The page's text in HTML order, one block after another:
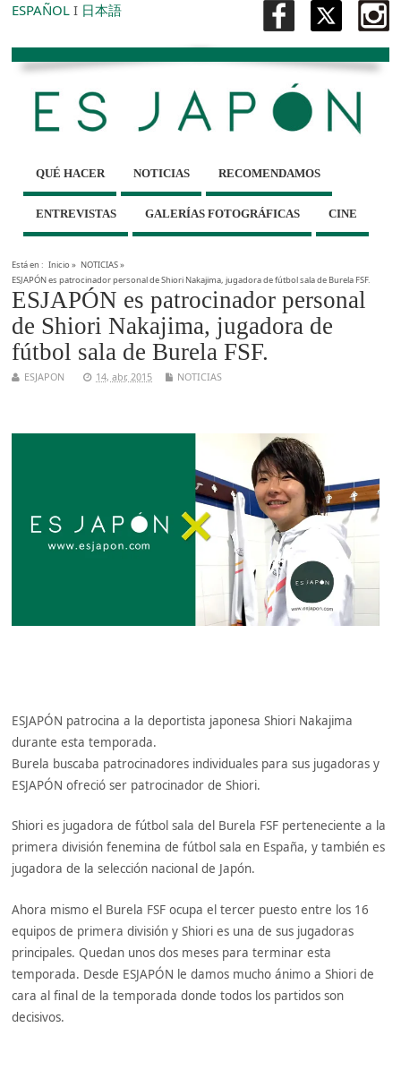
ESPAÑOL I 日本語
QUÉ HACER NOTICIAS RECOMENDAMOS
ENTREVISTAS GALERÍAS FOTOGRÁFICAS CINE
Está en : Inicio» NOTICIAS»
ESJAPÓN es patrocinador personal de Shiori Nakajima, jugadora de fútbol sala de Burela FSF.
ESJAPÓN es patrocinador personal
de Shiori Nakajima, jugadora de
fútbol sala de Burela FSF.
ESJAPON 14, abr, 2015 NOTICIAS
ESJAPÓN patrocina a la deportista japonesa Shiori Nakajima
durante esta temporada.
Burela buscaba patrocinadores individuales para sus jugadoras y
ESJAPÓN ofreció ser patrocinador de Shiori.
Shiori es jugadora de fútbol sala del Burela FSF perteneciente a la
primera división fenemina de fútbol sala en España, y también es
jugadora de la selección nacional de Japón.
Ahora mismo el Burela FSF ocupa el tercer puesto entre los 16
equipos de primera división y Shiori es una de sus jugadoras
principales. Quedan unos dos meses para terminar esta
temporada. Desde ESJAPÓN le damos mucho ánimo a Shiori de
cara al final de la temporada donde todos los partidos son
decisivos.